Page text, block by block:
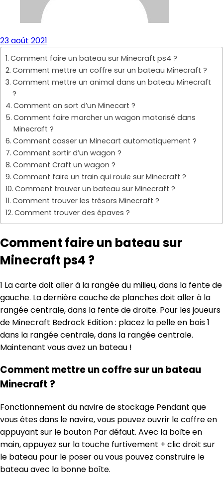
23 août 2021
Comment faire un bateau sur Minecraft ps4 ?
Comment mettre un coffre sur un bateau Minecraft ?
Comment mettre un animal dans un bateau Minecraft
?
Comment on sort d’un Minecart ?
Comment faire marcher un wagon motorisé dans
Minecraft ?
Comment casser un Minecart automatiquement ?
Comment sortir d’un wagon ?
Comment Craft un wagon ?
Comment faire un train qui roule sur Minecraft ?
Comment trouver un bateau sur Minecraft ?
Comment trouver les trésors Minecraft ?
Comment trouver des épaves ?
Comment faire un bateau sur
Minecraft ps4 ?
1 La carte doit aller à la rangée du milieu, dans la fente de
gauche. La dernière couche de planches doit aller à la
rangée centrale, dans la fente de droite. Pour les joueurs
de Minecraft Bedrock Edition : placez la pelle en bois 1
dans la rangée centrale, dans la rangée centrale.
Maintenant vous avez un bateau !
Comment mettre un coffre sur un bateau
Minecraft ?
Fonctionnement du navire de stockage Pendant que
vous êtes dans le navire, vous pouvez ouvrir le coffre en
appuyant sur le bouton Par défaut. Avec la boîte en
main, appuyez sur la touche furtivement + clic droit sur
le bateau pour le poser ou vous pouvez construire le
bateau avec la bonne boîte.